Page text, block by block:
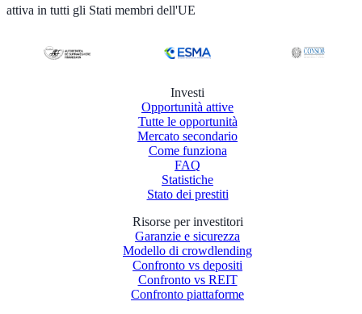
attiva in tutti gli Stati membri dell'UE
Investi
Opportunità attive
Tutte le opportunità
Mercato secondario
Come funziona
FAQ
Statistiche
Stato dei prestiti
Risorse per investitori
Garanzie e sicurezza
Modello di crowdlending
Confronto vs depositi
Confronto vs REIT
Confronto piattaforme